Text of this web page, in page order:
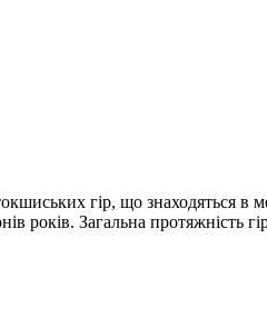
гір, що знаходяться в
років. Загальна протяжність